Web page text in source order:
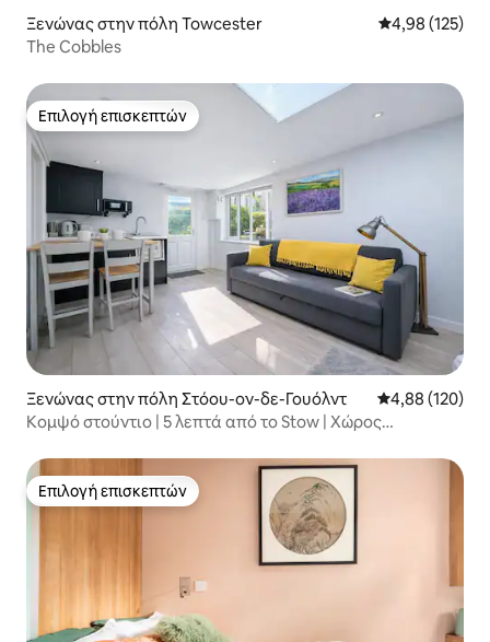
Ξενώνας στην πόλη Towcester Μέση
4,98 (125)
The Cobbles
Επιλογή επισκεπτών
Επιλογή επισκεπτών
Ξενώνας στην πόλη Στόου-ον-δε-Γουόλντ Μέση
4,88 (120)
Κομψό στούντιο | 5 λεπτά από το Stow | Χώρος
Επιλογή επισκεπτών
Επιλογή επισκεπτών